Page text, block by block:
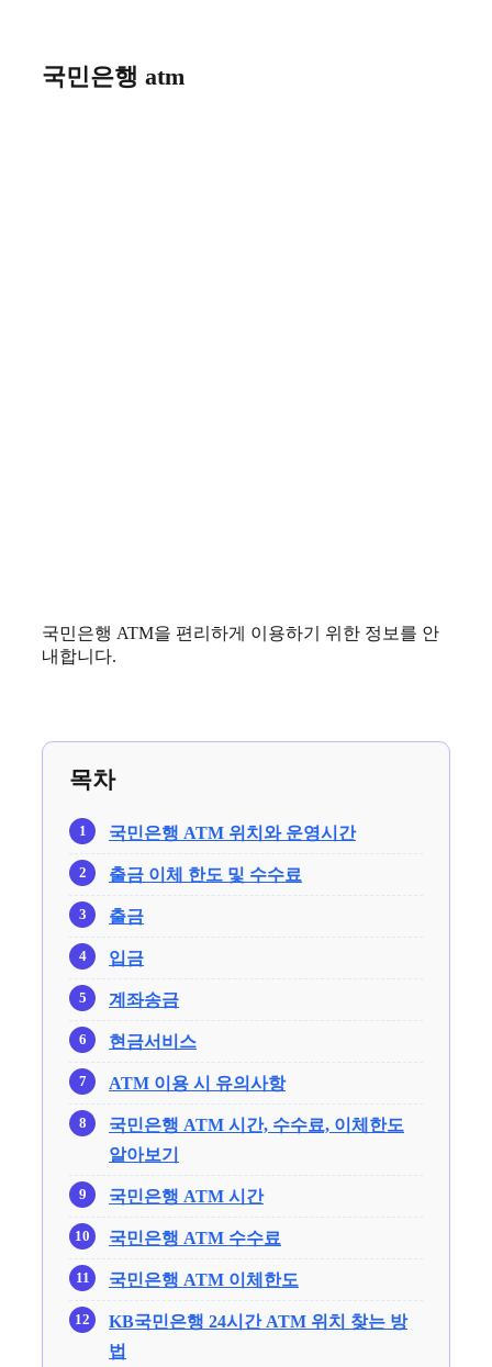
국민은행 atm
국민은행 ATM을 편리하게 이용하기 위한 정보를 안
내합니다.
목차
국민은행 ATM 위치와 운영시간
출금 이체 한도 및 수수료
출금
입금
계좌송금
현금서비스
ATM 이용 시 유의사항
국민은행 ATM 시간, 수수료, 이체한도
알아보기
국민은행 ATM 시간
국민은행 ATM 수수료
국민은행 ATM 이체한도
KB국민은행 24시간 ATM 위치 찾는 방
법